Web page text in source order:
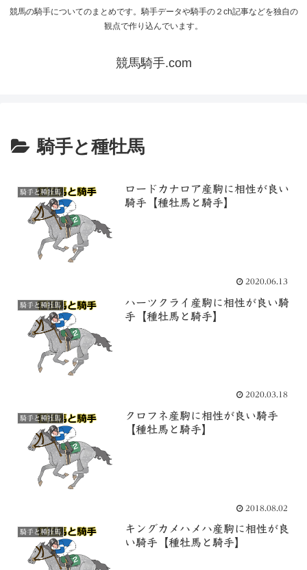
競馬の騎手についてのまとめです。騎手データや騎手の２ch記事などを独自の
観点で作り込んでいます。
競馬騎手.com
騎手と種牡馬
騎手と種牡馬
ロードカナロア産駒に相性が良い
騎手【種牡馬と騎手】
2020.06.13
騎手と種牡馬
ハーツクライ産駒に相性が良い騎
手【種牡馬と騎手】
2020.03.18
騎手と種牡馬
クロフネ産駒に相性が良い騎手
【種牡馬と騎手】
2018.08.02
騎手と種牡馬
キングカメハメハ産駒に相性が良
い騎手【種牡馬と騎手】